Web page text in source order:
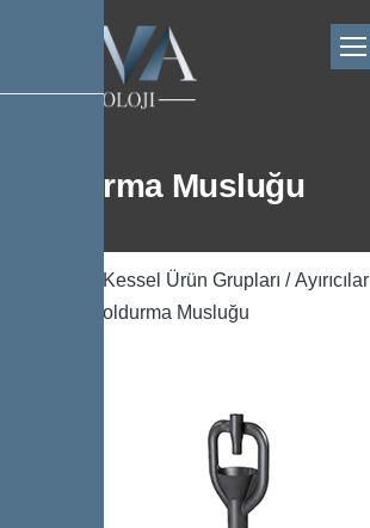
Doldurma Musluğu
Kessel Ürün Grupları /Ayırıcılar
/ Doldurma Musluğu